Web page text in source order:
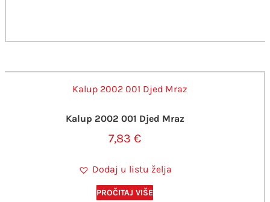
Kalup 2002 001 Djed Mraz
7,83 €
Dodaj u listu želja
PROČITAJ VIŠE